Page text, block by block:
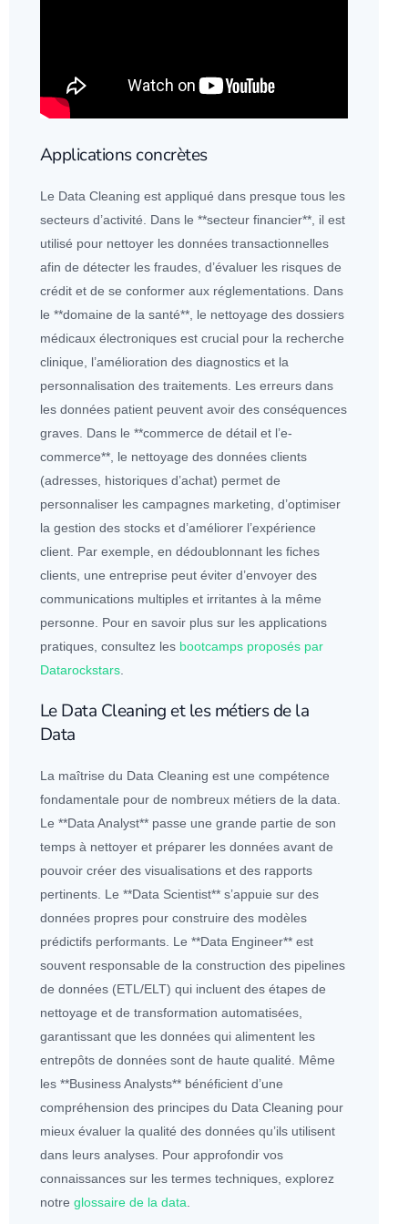
Applications concrètes
Le Data Cleaning est appliqué dans presque tous les
secteurs d’activité. Dans le **secteur financier**, il est
utilisé pour nettoyer les données transactionnelles
afin de détecter les fraudes, d’évaluer les risques de
crédit et de se conformer aux réglementations. Dans
le **domaine de la santé**, le nettoyage des dossiers
médicaux électroniques est crucial pour la recherche
clinique, l’amélioration des diagnostics et la
personnalisation des traitements. Les erreurs dans
les données patient peuvent avoir des conséquences
graves. Dans le **commerce de détail et l’e-
commerce**, le nettoyage des données clients
(adresses, historiques d’achat) permet de
personnaliser les campagnes marketing, d’optimiser
la gestion des stocks et d’améliorer l’expérience
client. Par exemple, en dédoublonnant les fiches
clients, une entreprise peut éviter d’envoyer des
communications multiples et irritantes à la même
personne. Pour en savoir plus sur les applications
pratiques, consultez les bootcamps proposés par
Datarockstars.
Le Data Cleaning et les métiers de la
Data
La maîtrise du Data Cleaning est une compétence
fondamentale pour de nombreux métiers de la data.
Le **Data Analyst** passe une grande partie de son
temps à nettoyer et préparer les données avant de
pouvoir créer des visualisations et des rapports
pertinents. Le **Data Scientist** s’appuie sur des
données propres pour construire des modèles
prédictifs performants. Le **Data Engineer** est
souvent responsable de la construction des pipelines
de données (ETL/ELT) qui incluent des étapes de
nettoyage et de transformation automatisées,
garantissant que les données qui alimentent les
entrepôts de données sont de haute qualité. Même
les **Business Analysts** bénéficient d’une
compréhension des principes du Data Cleaning pour
mieux évaluer la qualité des données qu’ils utilisent
dans leurs analyses. Pour approfondir vos
connaissances sur les termes techniques, explorez
notre glossaire de la data.